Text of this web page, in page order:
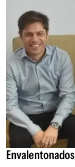
Envalentonados